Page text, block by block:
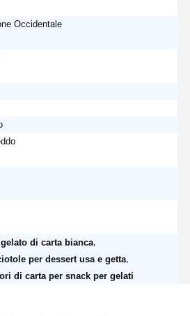
Occidentale
di carta bianca
per dessert usa e getta
di carta per snack per gelati